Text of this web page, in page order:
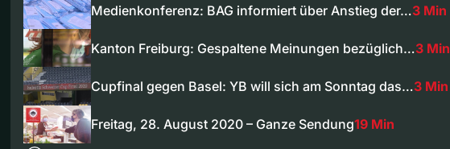
Medienkonferenz: BAG informiert über Anstieg der…3 Min
Kanton Freiburg: Gespaltene Meinungen bezüglich…3 Min
Cupfinal gegen Basel: YB will sich am Sonntag das…3 Min
Freitag, 28. August 2020 – Ganze Sendung19 Min